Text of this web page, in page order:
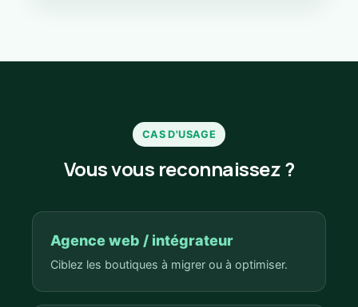
CAS D'USAGE
Vous vous reconnaissez ?
Agence web / intégrateur
Ciblez les boutiques à migrer ou à optimiser.